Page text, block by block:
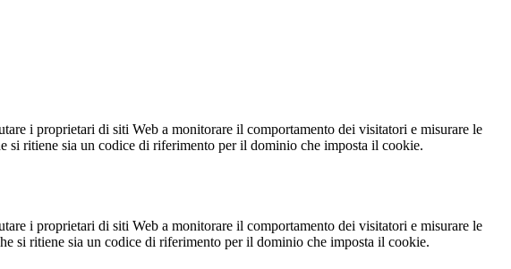
i proprietari di siti Web a monitorare il comportamento dei visitatori e misurare le
si ritiene sia un codice di riferimento per il dominio che imposta il cookie.
i proprietari di siti Web a monitorare il comportamento dei visitatori e misurare le
si ritiene sia un codice di riferimento per il dominio che imposta il cookie.